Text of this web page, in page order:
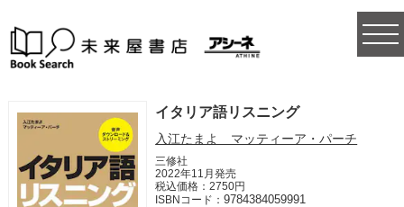
イタリア語リスニング
入江たまよ マッティーア・パーチ
三修社
2022年11月発売
税込価格：2750円
ISBNコード：9784384059991